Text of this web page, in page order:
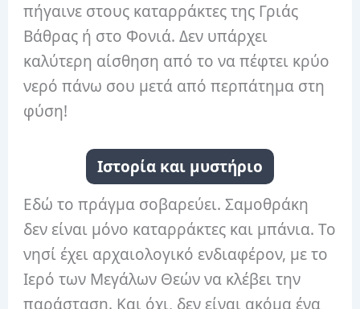
πήγαινε στους καταρράκτες της Γριάς
Βάθρας ή στο Φονιά. Δεν υπάρχει
καλύτερη αίσθηση από το να πέφτει κρύο
νερό πάνω σου μετά από περπάτημα στη
φύση!
Ιστορία και μυστήριο
Εδώ το πράγμα σοβαρεύει. Σαμοθράκη
δεν είναι μόνο καταρράκτες και μπάνια. Το
νησί έχει αρχαιολογικό ενδιαφέρον, με το
Ιερό των Μεγάλων Θεών να κλέβει την
παράσταση. Και όχι, δεν είναι ακόμα ένα